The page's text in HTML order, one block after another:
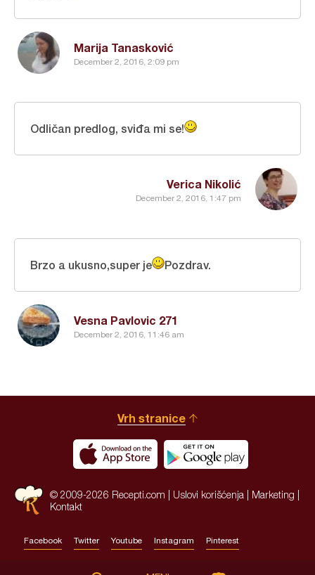
Marija Tanasković
December 2, 2016, 2:09 pm
Verica Nikolić
December 2, 2016, 1:47 pm
Odličan predlog, sviđa mi se!
Vesna Pavlovic 271
December 2, 2016, 11:46 am
Brzo a ukusno,super je Pozdrav.
Vrh stranice
© 2009-2026 Recepti.com | Uslovi korišćenja Marketing
Kontakt
Facebook Twitter Youtube Instagram Pinterest